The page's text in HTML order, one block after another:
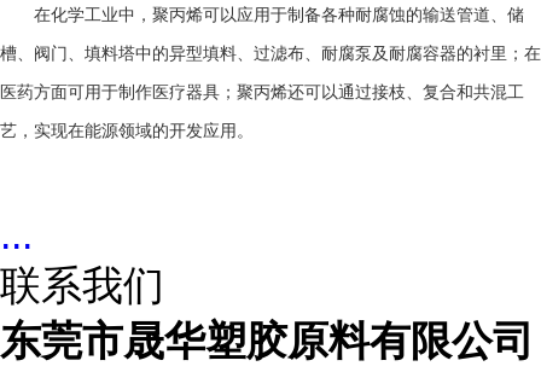
在化学工业中，聚丙烯可以应用于制备各种耐腐蚀的输送管道、储
槽、阀门、填料塔中的异型填料、过滤布、耐腐泵及耐腐容器的衬里；在
医药方面可用于制作医疗器具；聚丙烯还可以通过接枝、复合和共混工
艺，实现在能源领域的开发应用。
...
联系我们
东莞市晟华塑胶原料有限公司